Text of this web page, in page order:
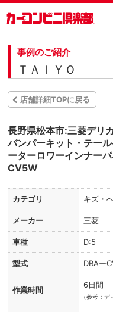
事例のご紹介
ＴＡＩＹＯ
店舗詳細TOPに戻る
長野県松本市:三菱デリ
バンパーキット・テー
ーターロワーインナー
CV5W
カテゴリ キズ・
メーカー 三菱
車種 D:5
型式 DBAー
作業時間
6日間
（参考：デ